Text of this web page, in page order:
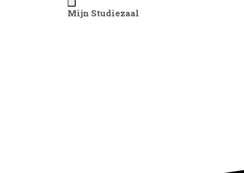
Mijn Studiezaal